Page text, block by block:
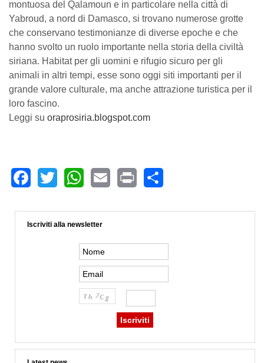
montuosa del Qalamoun e in particolare nella città di
Yabroud, a nord di Damasco, si trovano numerose grotte
che conservano testimonianze di diverse epoche e che
hanno svolto un ruolo importante nella storia della civiltà
siriana. Habitat per gli uomini e rifugio sicuro per gli
animali in altri tempi, esse sono oggi siti importanti per il
grande valore culturale, ma anche attrazione turistica per il
loro fascino.
Leggi su oraprosiria.blogspot.com
Iscriviti alla newsletter